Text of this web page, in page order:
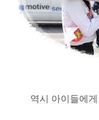
역시 아이들에